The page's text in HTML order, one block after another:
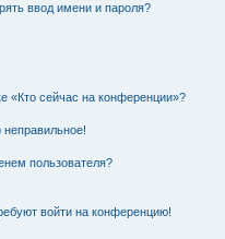
ввод имени и пароля?
«Кто сейчас на конференции»?
пользователя?
войти на конференцию!